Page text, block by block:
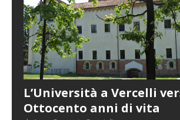
L’Università a Vercelli
Ottocento anni di vita